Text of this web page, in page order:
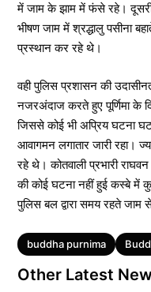
में जाम के झाम में फंसे रहे।
भीषण जाम में श्रद्धालु पसीना
प्रस्थान कर रहे थे।
वही पुलिस प्रशासन की
नजरअंदाज करते हुए पूर्णिमा के
जिससे कोई भी अप्रिय घटना
आवागमन लगातार जारी रहा।
रहे थे। कोतवाली प्रभारी
की कोई घटना नहीं हुई कस्बे में
पुलिस बल द्वारा समय रहते जाम
Tags
buddha purnima
Other Latest